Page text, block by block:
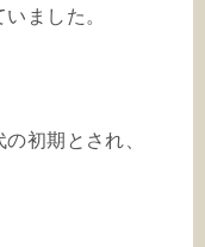
ました。
初期とされ、